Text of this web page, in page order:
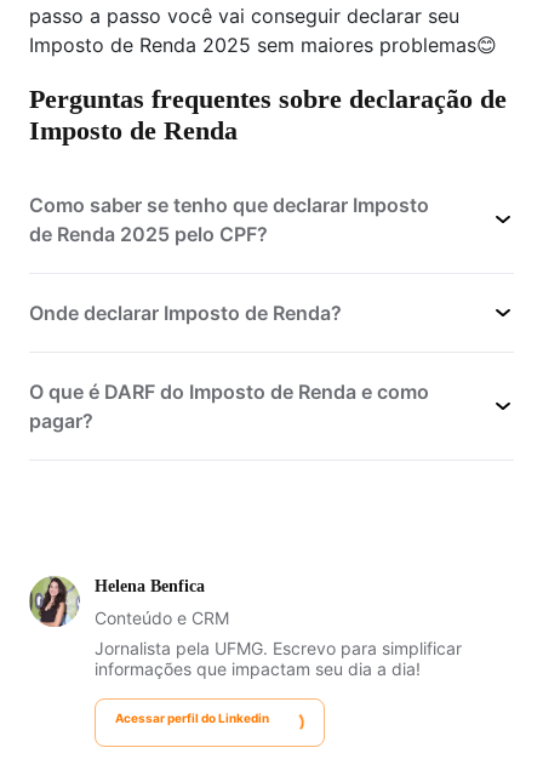
passo a passo você vai conseguir declarar seu
Imposto de Renda 2025 sem maiores problemas😊
Perguntas frequentes sobre declaração de
Imposto de Renda
Como saber se tenho que declarar Imposto
de Renda 2025 pelo CPF?
Onde declarar Imposto de Renda?
O que é DARF do Imposto de Renda e como
pagar?
Helena Benfica
Conteúdo e CRM
Jornalista pela UFMG. Escrevo para simplificar
informações que impactam seu dia a dia!
Acessar perfil do Linkedin